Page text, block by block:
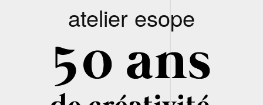
atelier esope